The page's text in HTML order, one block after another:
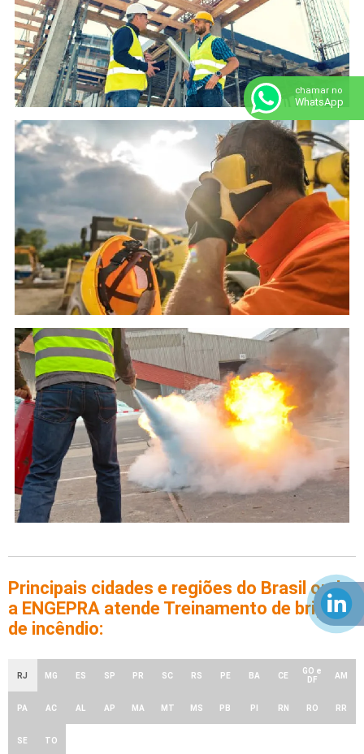
Principais cidades e regiões do Brasil onde
a ENGEPRA atende Treinamento de brigada
de incêndio:
RJ MG ES SP PR SC RS PE BA CE
GO e
DF
AM
PA AC AL AP MA MT MS PB PI RN RO RR
SE TO
chamar no
WhatsApp